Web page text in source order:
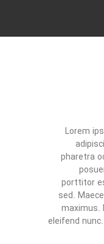
Lorem
pharetra
porttitor
sed.
maximus.
eleifend